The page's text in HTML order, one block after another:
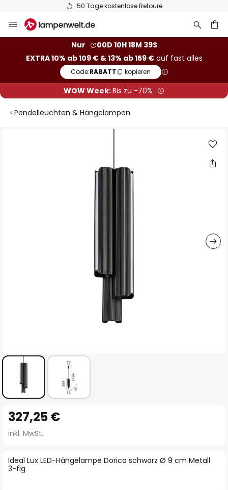
50 Tage kostenlose Retoure
Inhalt
Nur
00D 10H 18M 38S
EXTRA 10% ab 109 € & 13% ab 159 €auf fast alles
Code:RABATT kopieren
WOW Week:Bis zu -70%
Pendelleuchten & Hängelampen
Anfang
der
springen
Ideal Lux LED-Hängelampe Dorica schwarz Ø 9 cm Metall
3-flg
327,25 €
inkl. MwSt.